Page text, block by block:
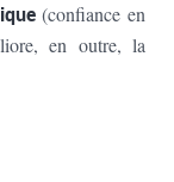
(confiance en
en outre, la